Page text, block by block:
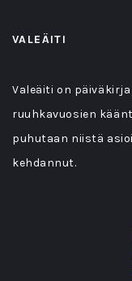
VALEÄITI
Valeäiti on
ruuhkavuosien
puhutaan niistä
kehdannut.